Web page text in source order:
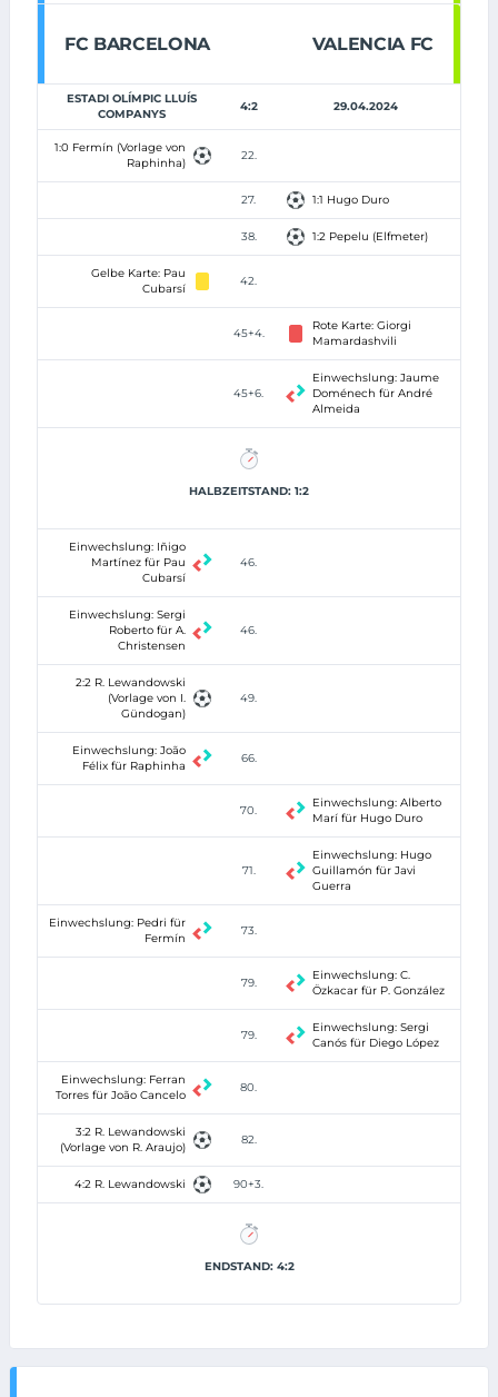
FC BARCELONA VALENCIA FC
ESTADI OLÍMPIC LLUÍS
COMPANYS
4:2 29.04.2024
1:0 Fermín (Vorlage von
Raphinha)
22.
27. 1:1 Hugo Duro
38. 1:2 Pepelu (Elfmeter)
Gelbe Karte: Pau
Cubarsí
42.
45+4.
Rote Karte: Giorgi
Mamardashvili
45+6.
Einwechslung: Jaume
Doménech für André
Almeida
HALBZEITSTAND: 1:2
Einwechslung: Iñigo
Martínez für Pau
Cubarsí
46.
Einwechslung: Sergi
Roberto für A.
Christensen
46.
2:2 R. Lewandowski
(Vorlage von I.
Gündogan)
49.
Einwechslung: João
Félix für Raphinha
66.
70.
Einwechslung: Alberto
Marí für Hugo Duro
71.
Einwechslung: Hugo
Guillamón für Javi
Guerra
Einwechslung: Pedri für
Fermín
73.
79.
Einwechslung: C.
Özkacar für P. González
79.
Einwechslung: Sergi
Canós für Diego López
Einwechslung: Ferran
Torres für João Cancelo
80.
3:2 R. Lewandowski
(Vorlage von R. Araujo)
82.
4:2 R. Lewandowski 90+3.
ENDSTAND: 4:2